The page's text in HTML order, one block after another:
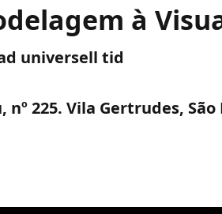
à
universell tid
225. Vila Gertrudes, São